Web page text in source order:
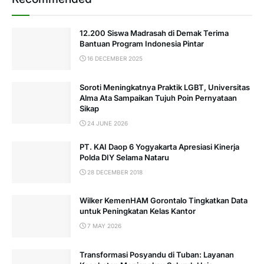
12.200 Siswa Madrasah di Demak Terima
Bantuan Program Indonesia Pintar
16 DECEMBER 2025
Soroti Meningkatnya Praktik LGBT, Universitas
Alma Ata Sampaikan Tujuh Poin Pernyataan
Sikap
24 JUNE 2026
PT. KAI Daop 6 Yogyakarta Apresiasi Kinerja
Polda DIY Selama Nataru
28 DECEMBER 2018
Wilker KemenHAM Gorontalo Tingkatkan Data
untuk Peningkatan Kelas Kantor
7 MAY 2026
Transformasi Posyandu di Tuban: Layanan